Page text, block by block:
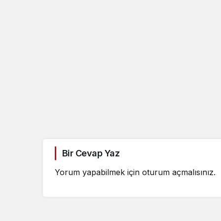
Bir Cevap Yaz
Yorum yapabilmek için oturum açmalısınız.
Maçı